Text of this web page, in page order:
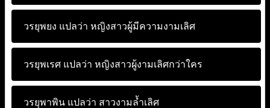
วรยุพยง แปลว่า หญิงสาวผู้มีความงามเลิศ
วรยุพเรศ แปลว่า หญิงสาวผู้งามเลิศกว่าใคร
วรยุพาพิน แปลว่า สาวงามล้ำเลิศ